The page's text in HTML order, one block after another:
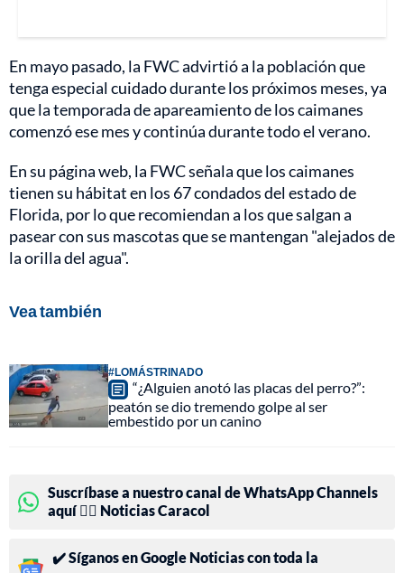
En mayo pasado, la FWC advirtió a la población que
tenga especial cuidado durante los próximos meses, ya
que la temporada de apareamiento de los caimanes
comenzó ese mes y continúa durante todo el verano.
En su página web, la FWC señala que los caimanes
tienen su hábitat en los 67 condados del estado de
Florida, por lo que recomiendan a los que salgan a
pasear con sus mascotas que se mantengan "alejados de
la orilla del agua".
Vea también
#LOMÁSTRINADO
“¿Alguien anotó las placas del perro?”:
peatón se dio tremendo golpe al ser
embestido por un canino
Suscríbase a nuestro canal de WhatsApp Channels
aquí 👉🏻 Noticias Caracol
✔️ Síganos en Google Noticias con toda la